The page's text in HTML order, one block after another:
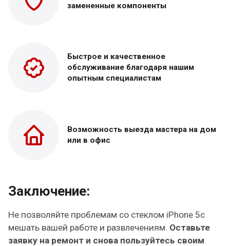
замененные компоненты
Быстрое и качественное
обслуживание благодаря нашим
опытным специалистам
Возможность выезда мастера на дом
или в офис
Заключение:
Не позволяйте проблемам со стеклом iPhone 5c
мешать вашей работе и развлечениям. Оставьте
заявку на ремонт и снова пользуйтесь своим